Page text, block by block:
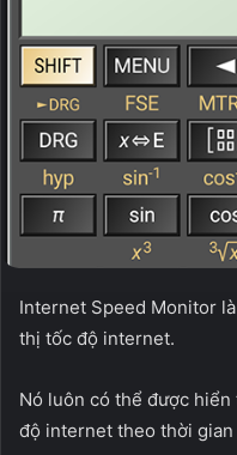
Internet Speed Monitor
thị tốc độ internet.
Nó luôn có thể được
độ internet theo thời gian